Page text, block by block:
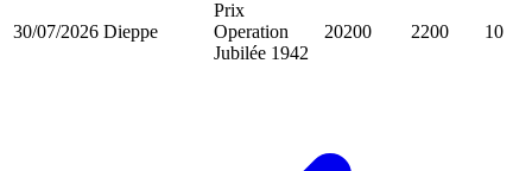
30/07/2026 Dieppe
Prix
Operation
Jubilée 1942
20200 2200 10